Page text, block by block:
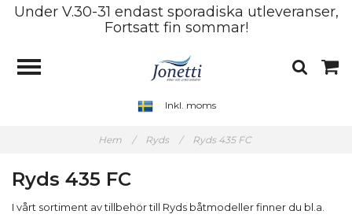
Under V.30-31 endast sporadiska utleveranser,
Fortsatt fin sommar!
Inkl. moms
Hem / Ryds / Ryds 435 FC
Ryds 435 FC
I vårt sortiment av tillbehör till Ryds båtmodeller finner du bl.a.